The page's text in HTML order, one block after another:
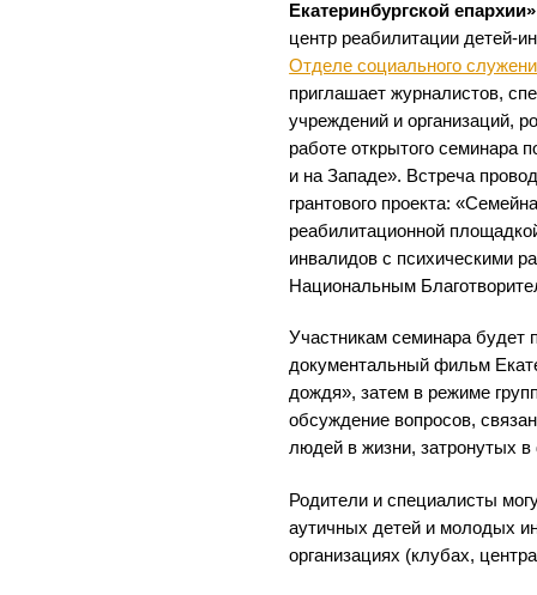
Екатеринбургской
центр реабилитации детей-
Отделе социального
приглашает журналистов,
учреждений и организаций,
работе открытого семинара
и на Западе». Встреча
грантового проекта:
реабилитационной
инвалидов с психическими
Национальным
Участникам семинара будет
документальный фильм
дождя», затем в режиме
обсуждение вопросов,
людей в жизни, затронутых
Родители и специалисты
аутичных детей и молодых
организациях (клубах,